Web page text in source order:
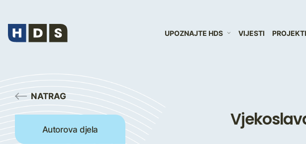
UPOZNAJTE HDS VIJESTI PROJEKTI
NATRAG
Autorova djela